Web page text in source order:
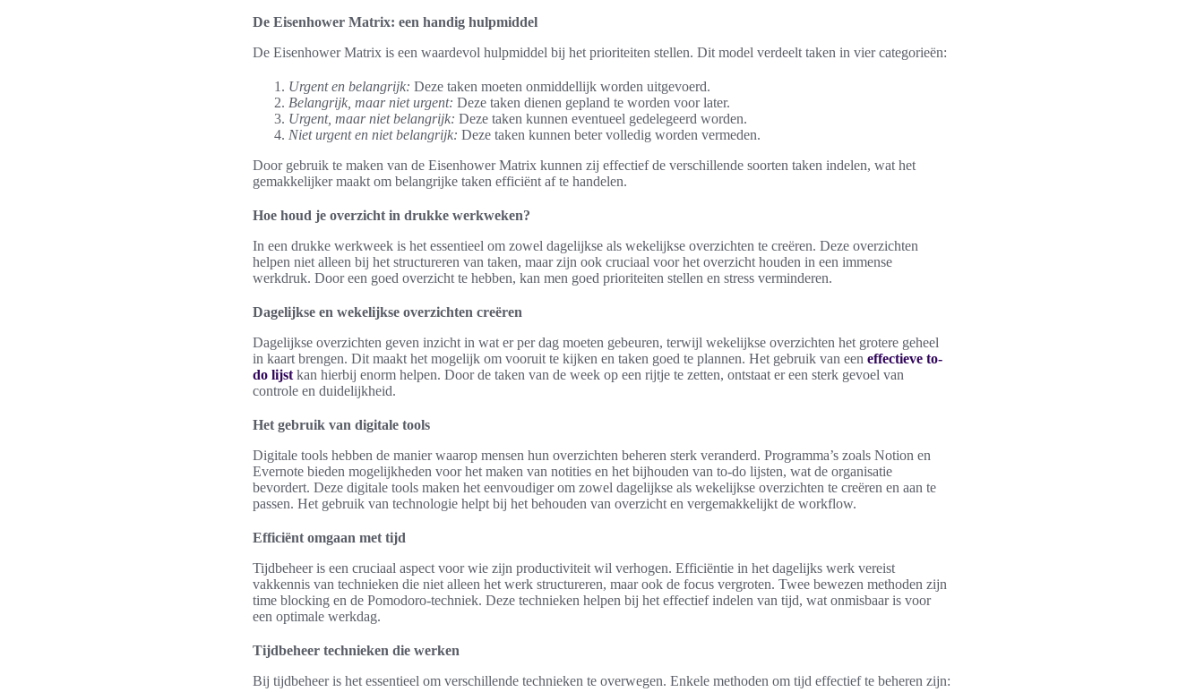
De Eisenhower Matrix: een handig hulpmiddel
De Eisenhower Matrix is een waardevol hulpmiddel bij het prioriteiten stellen. Dit model verdeelt taken in vier categorieën:
Urgent en belangrijk: Deze taken moeten onmiddellijk worden uitgevoerd.
Belangrijk, maar niet urgent: Deze taken dienen gepland te worden voor later.
Urgent, maar niet belangrijk: Deze taken kunnen eventueel gedelegeerd worden.
Niet urgent en niet belangrijk: Deze taken kunnen beter volledig worden vermeden.
Door gebruik te maken van de Eisenhower Matrix kunnen zij effectief de verschillende soorten taken indelen, wat het
gemakkelijker maakt om belangrijke taken efficiënt af te handelen.
Hoe houd je overzicht in drukke werkweken?
In een drukke werkweek is het essentieel om zowel dagelijkse als wekelijkse overzichten te creëren. Deze overzichten
helpen niet alleen bij het structureren van taken, maar zijn ook cruciaal voor het overzicht houden in een immense
werkdruk. Door een goed overzicht te hebben, kan men goed prioriteiten stellen en stress verminderen.
Dagelijkse en wekelijkse overzichten creëren
Dagelijkse overzichten geven inzicht in wat er per dag moeten gebeuren, terwijl wekelijkse overzichten het grotere geheel
in kaart brengen. Dit maakt het mogelijk om vooruit te kijken en taken goed te plannen. Het gebruik van een effectieve to-
do lijst kan hierbij enorm helpen. Door de taken van de week op een rijtje te zetten, ontstaat er een sterk gevoel van
controle en duidelijkheid.
Het gebruik van digitale tools
Digitale tools hebben de manier waarop mensen hun overzichten beheren sterk veranderd. Programma’s zoals Notion en
Evernote bieden mogelijkheden voor het maken van notities en het bijhouden van to-do lijsten, wat de organisatie
bevordert. Deze digitale tools maken het eenvoudiger om zowel dagelijkse als wekelijkse overzichten te creëren en aan te
passen. Het gebruik van technologie helpt bij het behouden van overzicht en vergemakkelijkt de workflow.
Efficiënt omgaan met tijd
Tijdbeheer is een cruciaal aspect voor wie zijn productiviteit wil verhogen. Efficiëntie in het dagelijks werk vereist
vakkennis van technieken die niet alleen het werk structureren, maar ook de focus vergroten. Twee bewezen methoden zijn
time blocking en de Pomodoro-techniek. Deze technieken helpen bij het effectief indelen van tijd, wat onmisbaar is voor
een optimale werkdag.
Tijdbeheer technieken die werken
Bij tijdbeheer is het essentieel om verschillende technieken te overwegen. Enkele methoden om tijd effectief te beheren zijn: